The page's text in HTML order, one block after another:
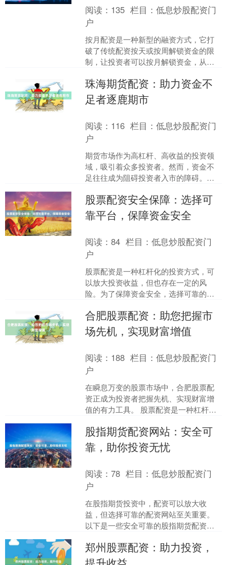
阅读： 135 栏目：低息炒股配资门
户
按月配资是一种新型的融资方式，它打
破了传统配资按天或按周解锁资金的限
制，让投资者可以按月解锁资金，从而
比，按月配资具有以下优....
珠海期货配资：助力资金不
足者逐鹿期市
阅读： 116 栏目：低息炒股配资门
户
期货市场作为高杠杆、高收益的投资领
域，吸引着众多投资者。然而，资金不
足往往成为阻碍投资者入市的障碍。珠
供了逐鹿期市的契机。 珠....
股票配资安全保障：选择可
靠平台，保障资金安全
阅读：84 栏目：低息炒股配资门
户
股票配资是一种杠杆化的投资方式，可
以放大投资收益，但也存在一定的风
险。为了保障资金安全，选择可靠的股
的标准：** * **....
合肥股票配资：助您把握市
场先机，实现财富增值
阅读： 188 栏目：低息炒股配资门
户
在瞬息万变的股票市场中，合肥股票配
资正成为投资者把握先机、实现财富增
值的有力工具。 股票配资是一种杠杆投
资者可以放大自己的资金....
股指期货配资网站：安全可
靠，助你投资无忧
阅读：78 栏目：低息炒股配资门
户
在股指期货投资中，配资可以放大收
益，但选择可靠的配资网站至关重要。
以下是一些安全可靠的股指期货配资网
牌配资公司，拥....
郑州股票配资：助力投资，